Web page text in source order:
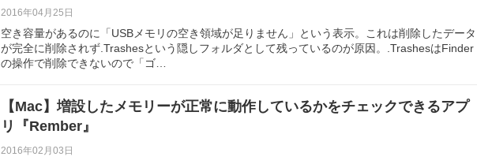
2016年04月25日
空き容量があるのに「USBメモリの空き領域が足りません」という表示。これは削除したデータ
が完全に削除されず.Trashesという隠しフォルダとして残っているのが原因。.TrashesはFinder
の操作で削除できないので「ゴ…
【Mac】増設したメモリーが正常に動作しているかをチェックできるアプ
リ『Rember』
2016年02月03日